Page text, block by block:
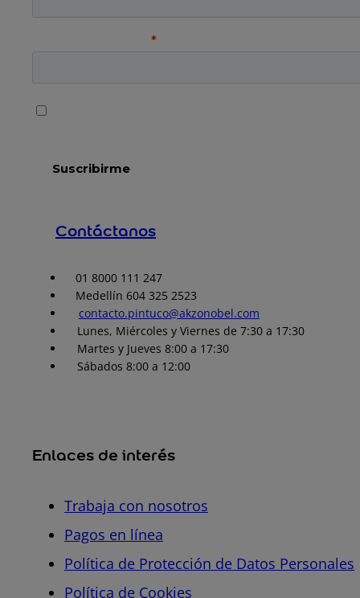
Contáctanos
01 8000 111 247
Medellín 604 325 2523
contacto.pintuco@akzonobel.com
Lunes, Miércoles y Viernes de 7:30 a 17:30
Martes y Jueves 8:00 a 17:30
Sábados 8:00 a 12:00
Enlaces de interés
Trabaja con nosotros
Pagos en línea
Política de Protección de Datos Personales
Política de Cookies